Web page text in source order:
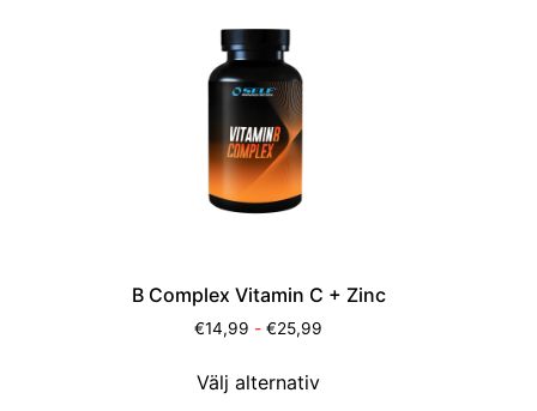
B Complex Vitamin C + Zinc
€14,99 -€25,99
Välj alternativ